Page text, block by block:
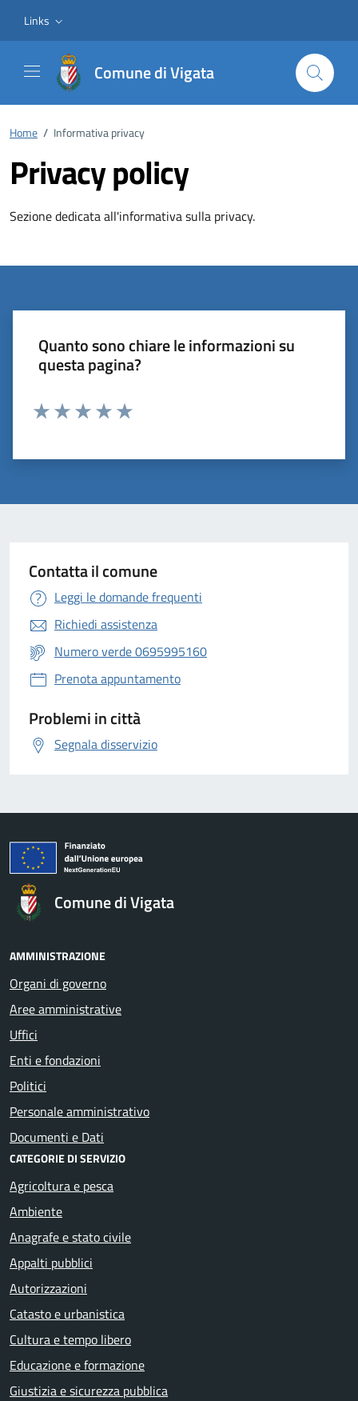
Links
Comune di Vigata
Home / Informativa privacy
Privacy policy
Sezione dedicata all'informativa sulla privacy.
Quanto sono chiare le informazioni su
questa pagina?
Contatta il comune
Leggi le domande frequenti
Richiedi assistenza
Numero verde 0695995160
Prenota appuntamento
Problemi in città
Segnala disservizio
Comune di Vigata
AMMINISTRAZIONE
Organi di governo
Aree amministrative
Uffici
Enti e fondazioni
Politici
Personale amministrativo
Documenti e Dati
CATEGORIE DI SERVIZIO
Agricoltura e pesca
Ambiente
Anagrafe e stato civile
Appalti pubblici
Autorizzazioni
Catasto e urbanistica
Cultura e tempo libero
Educazione e formazione
Giustizia e sicurezza pubblica